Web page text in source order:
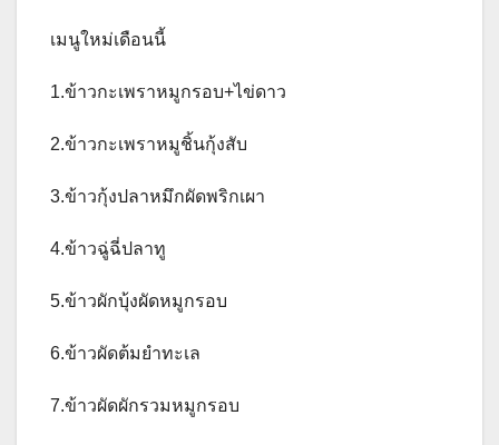
เมนูใหม่เดือนนี้
1.ข้าวกะเพราหมูกรอบ+ไข่ดาว
2.ข้าวกะเพราหมูชิ้นกุ้งสับ
3.ข้าวกุ้งปลาหมึกผัดพริกเผา
4.ข้าวฉู่ฉี่ปลาทู
5.ข้าวผักบุ้งผัดหมูกรอบ
6.ข้าวผัดต้มยำทะเล
7.ข้าวผัดผักรวมหมูกรอบ